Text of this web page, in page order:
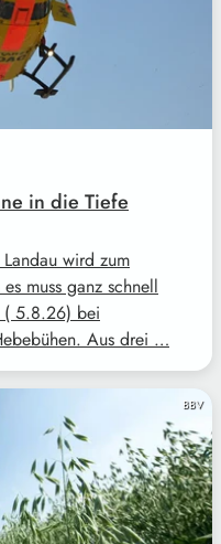
in die Tiefe
wird zum
muss ganz schnell
( 5.8.26) bei
Aus drei …
BBV